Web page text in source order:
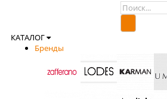
КАТАЛОГ
Бренды